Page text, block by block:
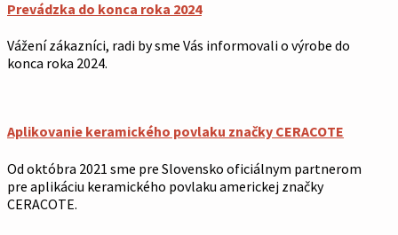
Prevádzka do konca roka 2024
Vážení zákazníci, radi by sme Vás informovali o výrobe do
konca roka 2024.
Aplikovanie keramického povlaku značky CERACOTE
Od októbra 2021 sme pre Slovensko oficiálnym partnerom
pre aplikáciu keramického povlaku americkej značky
CERACOTE.